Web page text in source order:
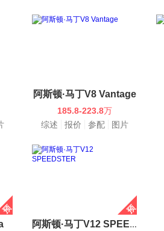
阿斯顿·马丁V8 Vantage
185.8-223.8万
综述
报价 参配 图片
阿斯顿·马丁V12 SPEEDSTER